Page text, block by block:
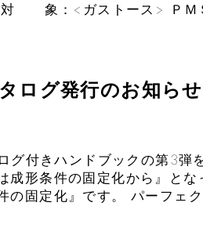
対 象：<ガストース> ＰＭ
ログ発行のお知らせ
グ付きハンドブックの第3弾
成形条件の固定化から』と
の固定化』です。 パーフェ